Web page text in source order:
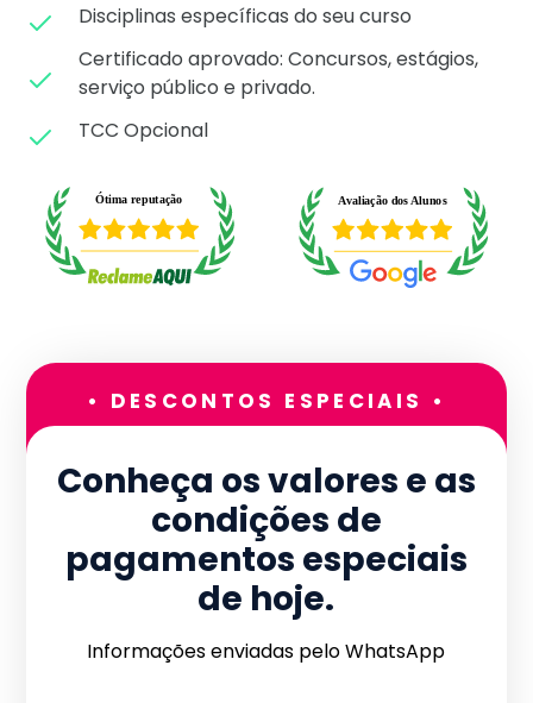
Disciplinas específicas do seu curso
Certificado aprovado: Concursos, estágios,
serviço público e privado.
TCC Opcional
• DESCONTOS ESPECIAIS •
Conheça os valores e as
condições de
pagamentos especiais
de hoje.
Informações enviadas pelo WhatsApp